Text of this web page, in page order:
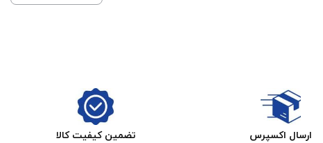
ارسال اکسپرس تضمین کیفیت کالا